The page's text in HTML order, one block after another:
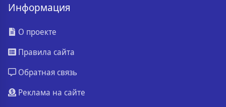
Информация
О проекте
Правила сайта
Обратная связь
Реклама на сайте